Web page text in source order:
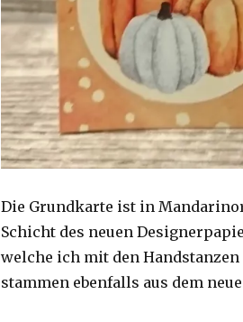
Die Grundkarte ist in
Schicht des neuen
welche ich mit den Handstanzen
stammen ebenfalls aus dem